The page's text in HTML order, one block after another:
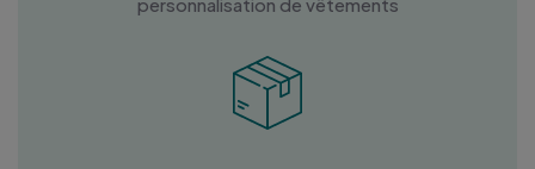
personnalisation de vêtements